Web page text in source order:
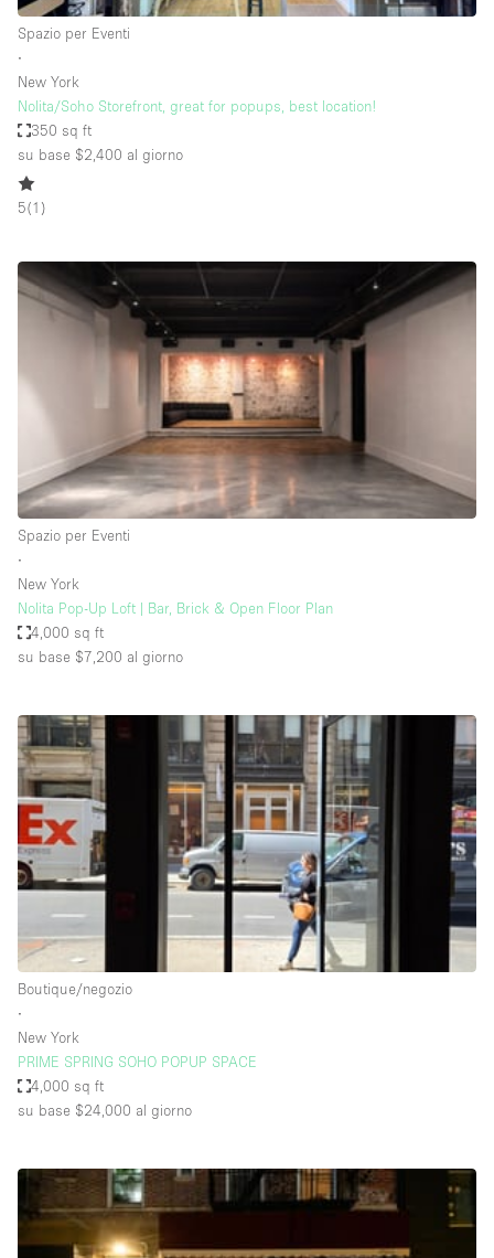
Acquista Condividi
Atelier / Laboratorio
Fiera/festival
Galleria d'arte
Imbarcazione
Magazzino
Negozio in centro commerciale
Ristorante/bar/caffè
Sala riunioni
Salone
Spazio creativo
Spazio per Eventi
Spazio pubblicitario
Spazio unico
Stand / Bancarella
Stand / Chiosco / Stand
Studio fotografico / riprese
Terrazzo
Villa / Casa
Accesso per disabili
Ampia Porta d'Ingresso
Spazio per Eventi
∙
New York
Nolita/Soho Storefront, great for popups, best location!
350 sq ft
su base $2,400 al giorno
5(1 )
Spazio per Eventi
∙
New York
Nolita Pop-Up Loft | Bar, Brick & Open Floor Plan
4,000 sq ft
su base $7,200 al giorno
Boutique/negozio
∙
New York
PRIME SPRING SOHO POPUP SPACE
4,000 sq ft
su base $24,000 al giorno